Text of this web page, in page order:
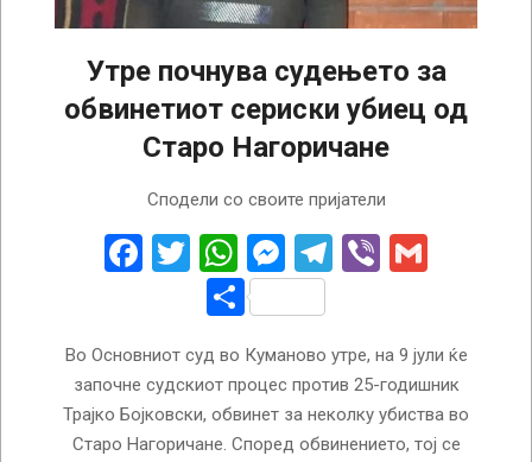
Утре почнува судењето за
обвинетиот сериски убиец од
Старо Нагоричане
Сподели со своите пријатели
Facebook
Twitter
WhatsApp
Messenger
Telegram
Viber
Share
Во Основниот суд во Куманово утре, на 9 јули ќе
започне судскиот процес против 25-годишник
Трајко Бојковски, обвинет за неколку убиства во
Старо Нагоричане. Според обвинението, тој се